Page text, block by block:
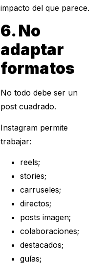
impacto del que parece.
6. No
adaptar
formatos
No todo debe ser un
post cuadrado.
Instagram permite
trabajar:
reels;
stories;
carruseles;
directos;
posts imagen;
colaboraciones;
destacados;
guías;